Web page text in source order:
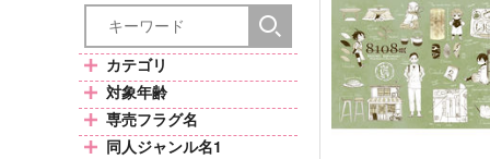
カテゴリ
対象年齢
専売フラグ名
同人ジャンル名1